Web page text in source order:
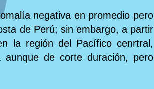
negativa en promedio pero
de Perú; sin embargo, a partir
la región del Pacífico cenrtral,
de corte duración, pero